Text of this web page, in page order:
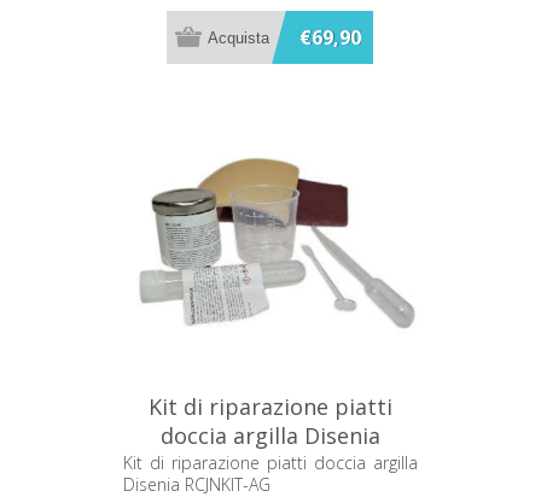
€69,90
Kit di riparazione piatti
doccia argilla Disenia
RCJNKIT-AG
Kit di riparazione piatti doccia argilla
Disenia RCJNKIT-AG